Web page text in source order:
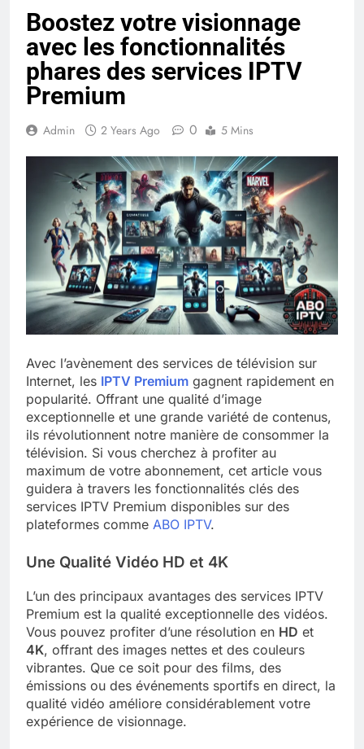
Boostez votre visionnage
avec les fonctionnalités
phares des services IPTV
Premium
Admin 2 Years Ago 0 5 Mins
Avec l’avènement des services de télévision sur
Internet, les IPTV Premium gagnent rapidement en
popularité. Offrant une qualité d’image
exceptionnelle et une grande variété de contenus,
ils révolutionnent notre manière de consommer la
télévision. Si vous cherchez à profiter au
maximum de votre abonnement, cet article vous
guidera à travers les fonctionnalités clés des
services IPTV Premium disponibles sur des
plateformes comme ABO IPTV.
Une Qualité Vidéo HD et 4K
L’un des principaux avantages des services IPTV
Premium est la qualité exceptionnelle des vidéos.
Vous pouvez profiter d’une résolution en HD et
4K, offrant des images nettes et des couleurs
vibrantes. Que ce soit pour des films, des
émissions ou des événements sportifs en direct, la
qualité vidéo améliore considérablement votre
expérience de visionnage.